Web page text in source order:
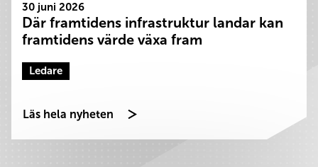
30 juni 2026
Där framtidens infrastruktur landar kan
framtidens värde växa fram
Ledare
Läs hela nyheten